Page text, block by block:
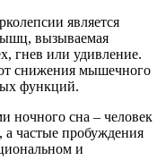
является
вызываемая
гнев или удивление.
снижения мышечного
функций.
ночного сна – человек
а частые пробуждения
и